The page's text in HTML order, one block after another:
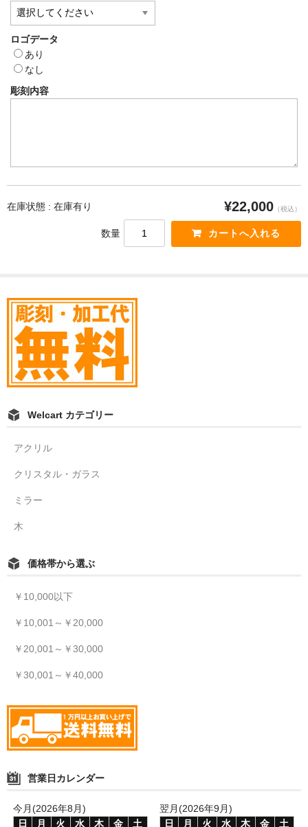
ロゴデータ
あり
なし
彫刻内容
在庫状態 : 在庫有り ¥22,000 （税込）
数量
Welcart カテゴリー
アクリル
クリスタル・ガラス
ミラー
木
価格帯から選ぶ
￥10,000以下
￥10,001～￥20,000
￥20,001～￥30,000
￥30,001～￥40,000
営業日カレンダー
今月(2026年8月)
日
月 火 水 木 金 土
翌月(2026年9月)
日
月 火 水 木 金 土